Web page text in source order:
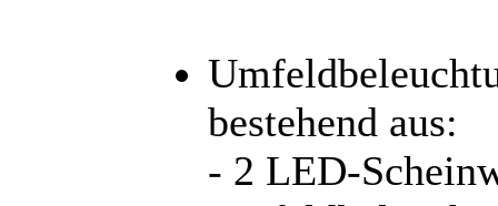
bestehend aus:
- 2 LED-